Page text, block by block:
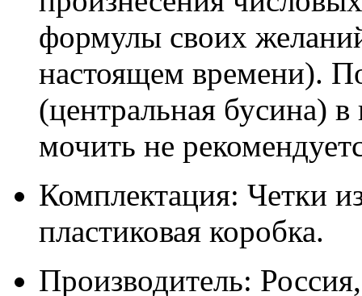
формулы своих
настоящем времени).
(центральная бусина)
мочить не
Комплектация: Четки
пластиковая коробка.
Производитель: